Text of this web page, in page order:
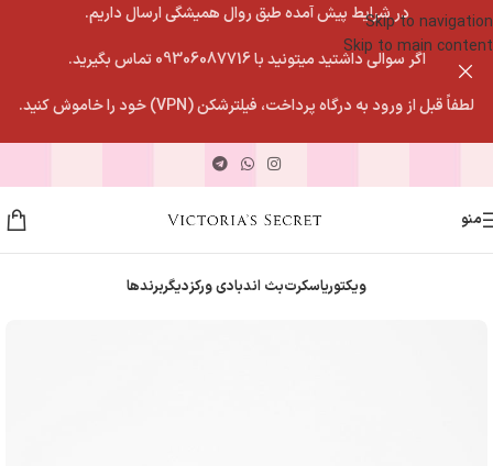
Skip to navigation
Skip to main content
در شرایط پیش آمده طبق روال همیشگی ارسال داریم.
اگر سوالی داشتید میتونید با 09306087716 تماس بگیرید.
لطفاً قبل از ورود به درگاه پرداخت، فیلترشکن (VPN) خود را خاموش کنید.
منو
ویکتوریاسکرتبث اندبادی ورکزدیگربرندها